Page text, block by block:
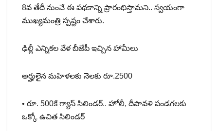
8వ తేదీ నుంచే ఈ పథకాన్ని ప్రారంభిస్తామని.. స్వయంగా
ముఖ్యమంత్రి స్పష్టం చేశారు.
ఢిల్లీ ఎన్నికల వేళ బీజేపీ ఇచ్చిన హామీలు
అర్హులైన మహిళలకు నెలకు రూ.2500
• రూ. 500కే గ్యాస్ సిలిండర్.. హోలీ, దీపావళి పండగలకు
ఒక్కో ఉచిత సిలిండర్